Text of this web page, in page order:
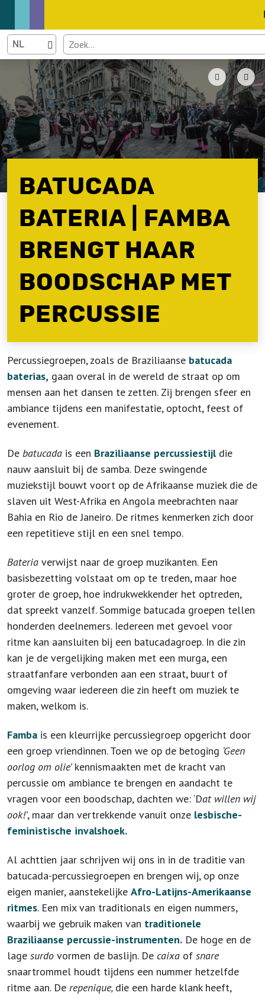
BATUCADA
BATERIA | FAMBA
BRENGT HAAR
BOODSCHAP MET
PERCUSSIE
Percussiegroepen, zoals de Braziliaanse batucada
baterias, gaan overal in de wereld de straat op om
mensen aan het dansen te zetten. Zij brengen sfeer en
ambiance tijdens een manifestatie, optocht, feest of
evenement.
De batucada is een Braziliaanse percussiestijldie
nauw aansluit bij de samba. Deze swingende
muziekstijl bouwt voort op de Afrikaanse muziek die de
slaven uit West-Afrika en Angola meebrachten naar
Bahia en Rio de Janeiro. De ritmes kenmerken zich door
een repetitieve stijl en een snel tempo.
Bateria verwijst naar de groep muzikanten. Een
basisbezetting volstaat om op te treden, maar hoe
groter de groep, hoe indrukwekkender het optreden,
dat spreekt vanzelf. Sommige batucada groepen tellen
honderden deelnemers. Iedereen met gevoel voor
ritme kan aansluiten bij een batucadagroep. In die zin
kan je de vergelijking maken met een murga, een
straatfanfare verbonden aan een straat, buurt of
omgeving waar iedereen die zin heeft om muziek te
maken, welkom is.
Famba is een kleurrijke percussiegroep opgericht door
een groep vriendinnen. Toen we op de betoging ‘Geen
oorlog om olie’kennismaakten met de kracht van
percussie om ambiance te brengen en aandacht te
vragen voor een boodschap, dachten we: ‘Dat willen wij
ook!’, maar dan vertrekkende vanuit onze lesbische-
feministische invalshoek.
Al achttien jaar schrijven wij ons in in de traditie van
batucada-percussiegroepen en brengen wij, op onze
eigen manier, aanstekelijke Afro-Latijns-Amerikaanse
ritmes. Een mix van traditionals en eigen nummers,
waarbij we gebruik maken van traditionele
Braziliaanse percussie-instrumenten. De hoge en de
lage surdo vormen de baslijn. De caixa of snare
snaartrommel houdt tijdens een nummer hetzelfde
ritme aan. De repenique, die een harde klank heeft,